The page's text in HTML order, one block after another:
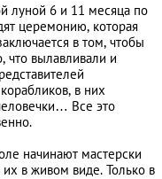
луной 6 и 11 месяца по
церемонию, которая
в том, чтобы
что вылавливали и
в них
Все это
начинают мастерски
в живом виде. Только в